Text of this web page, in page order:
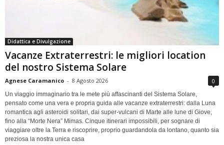
Didattica e Divulgazione
Vacanze Extraterrestri: le migliori location
del nostro Sistema Solare
Agnese Caramanico - 8 Agosto 2026 0
Un viaggio immaginario tra le mete più affascinanti del Sistema Solare,
pensato come una vera e propria guida alle vacanze extraterrestri: dalla Luna
romantica agli asteroidi solitari, dai super-vulcani di Marte alle lune di Giove,
fino alla “Morte Nera” Mimas. Cinque itinerari impossibili, per sognare di
viaggiare oltre la Terra e riscoprire, proprio guardandola da lontano, quanto sia
preziosa la nostra unica casa